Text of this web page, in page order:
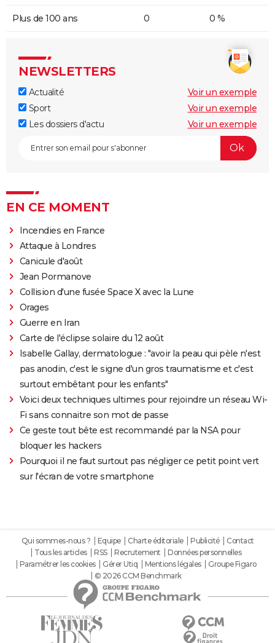
Plus de 100 ans 0 0 %
NEWSLETTERS
Actualité
Voir un exemple
Sport
Voir un exemple
Les dossiers d'actu
Voir un exemple
EN CE MOMENT
Incendies en France
Attaque à Londres
Canicule d'août
Jean Pormanove
Collision d'une fusée Space X avec la Lune
Orages
Guerre en Iran
Carte de l'éclipse solaire du 12 août
Isabelle Gallay, dermatologue : "avoir la peau qui pèle n'est
pas anodin, c'est le signe d'un gros traumatisme et c'est
surtout embêtant pour les enfants"
Voici deux techniques ultimes pour rejoindre un réseau Wi-
Fi sans connaitre son mot de passe
Ce geste tout bête est recommandé par la NSA pour
bloquer les hackers
Pourquoi il ne faut surtout pas négliger ce petit point vert
sur l'écran de votre smartphone
Qui sommes-nous ? Equipe Charte éditoriale Publicité
Contact
Tous les articles
RSS Recrutement
Données personnelles
Paramétrer les cookies
Gérer Utiq Mentions légales
Groupe Figaro
© 2026 CCM Benchmark